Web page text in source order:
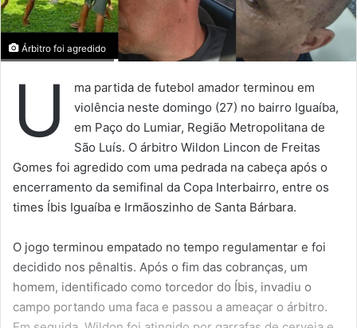
Árbitro foi agredido
U
ma partida de futebol amador terminou em
violência neste domingo (27) no bairro Iguaíba,
em Paço do Lumiar, Região Metropolitana de
São Luís. O árbitro Wildon Lincon de Freitas
Gomes foi agredido com uma pedrada na cabeça após o
encerramento da semifinal da Copa Interbairro, entre os
times Íbis Iguaíba e Irmãoszinho de Santa Bárbara.
O jogo terminou empatado no tempo regulamentar e foi
decidido nos pênaltis. Após o fim das cobranças, um
homem, identificado como torcedor do Íbis, invadiu o
campo portando uma faca e passou a ameaçar o árbitro.